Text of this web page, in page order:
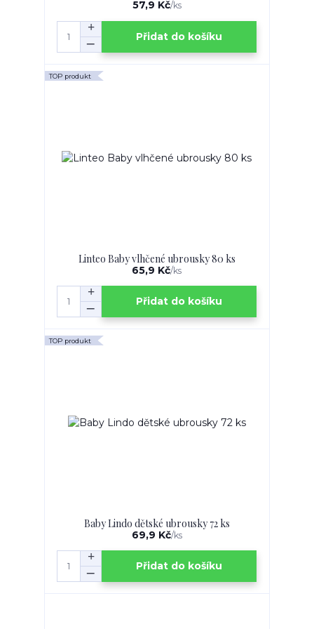
57,9 Kč/ks
Přidat do košíku
TOP produkt
Linteo Baby vlhčené ubrousky 80 ks
65,9 Kč/ks
Přidat do košíku
TOP produkt
Baby Lindo dětské ubrousky 72 ks
69,9 Kč/ks
Přidat do košíku